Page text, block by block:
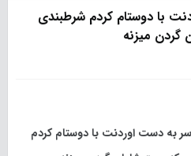
با دوستام کردم شرطبندی
میزنه
سر به دست اوردنت با دوستام کردم